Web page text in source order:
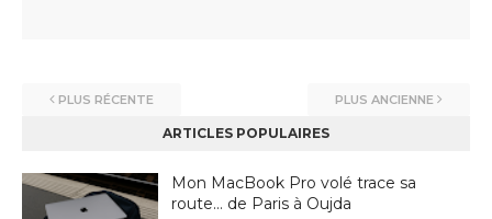
PLUS RÉCENTE PLUS ANCIENNE
ARTICLES POPULAIRES
Mon MacBook Pro volé trace sa
route… de Paris à Oujda